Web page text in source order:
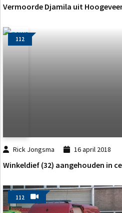
Vermoorde Djamila uit
112
Rick Jongsma 16 april 2018
Winkeldief (32) aangehouden in
112